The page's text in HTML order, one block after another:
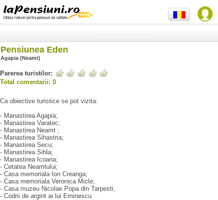
Pensiunea Eden
Agapia (Neamt)
Parerea turistilor:
Total comentarii: 0
Ca obiective turistice se pot vizita:
- Manastirea Agapia;
- Manastirea Varatec;
- Manastirea Neamt ;
- Manastirea Sihastria;
- Manastirea Secu;
- Manastirea Sihla;
- Manastirea Icoana;
- Cetatea Neamtului;
- Casa memoriala Ion Creanga;
- Casa memoriala Veronica Micle;
- Casa muzeu Nicolae Popa din Tarpesti;
- Codrii de argint ai lui Eminescu.